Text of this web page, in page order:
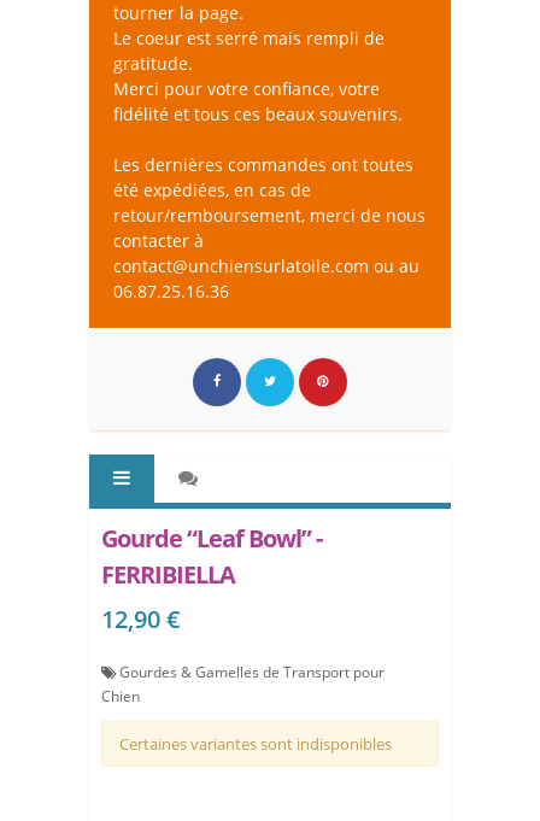
tourner la page.
Le coeur est serré mais rempli de
gratitude.
Merci pour votre confiance, votre
fidélité et tous ces beaux souvenirs.
Les dernières commandes ont toutes
été expédiées, en cas de
retour/remboursement, merci de nous
contacter à
contact@unchiensurlatoile.com ou au
06.87.25.16.36
Gourde “Leaf Bowl” -
FERRIBIELLA
12,90 €
Gourdes & Gamelles de Transport pour
Chien
Certaines variantes sont indisponibles